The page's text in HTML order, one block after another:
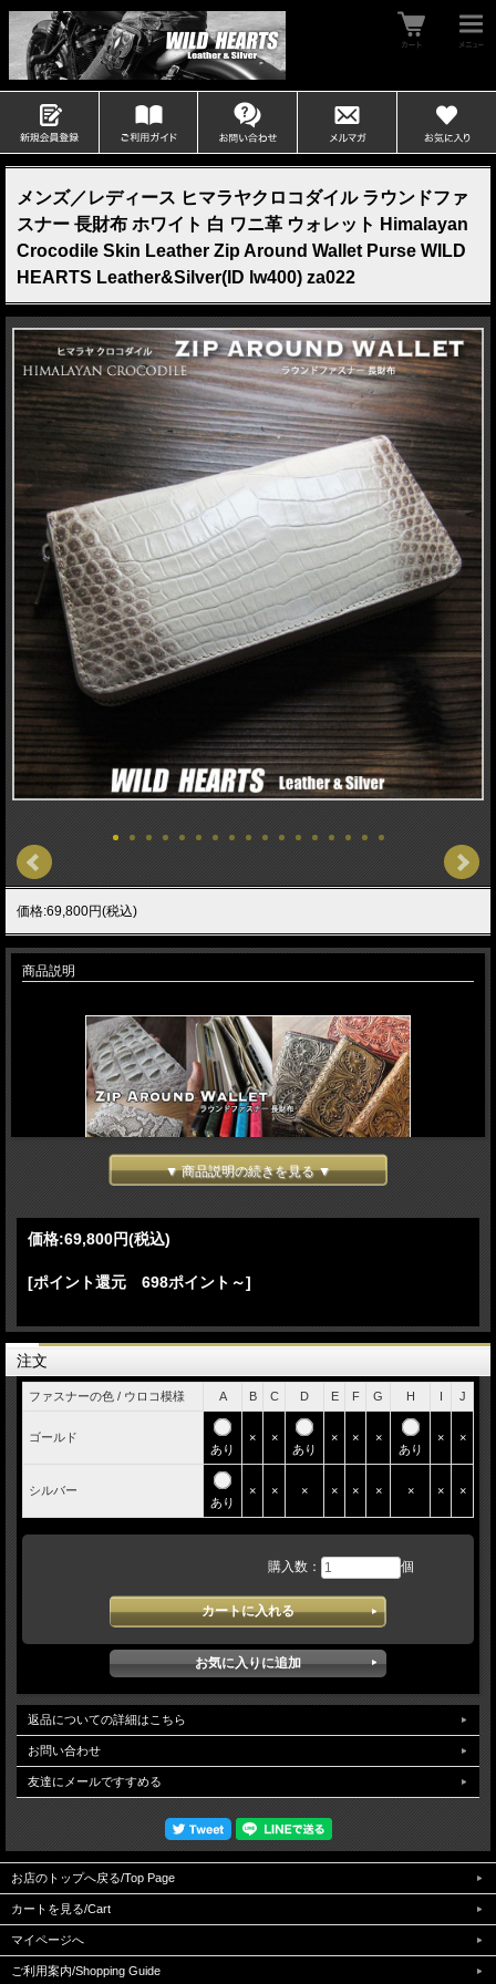
メンズ／レディース ヒマラヤクロコダイル ラウンドファ
スナー 長財布 ホワイト 白 ワニ革 ウォレット Himalayan
Crocodile Skin Leather Zip Around Wallet Purse WILD
HEARTS Leather&Silver(ID lw400) za022
価格:69,800円(税込)
商品説明
↑↑他の長財布を見る！↑↑
▼ 商品説明の続きを見る ▼
価格:69,800円(税込)
[ポイント還元 698ポイント～]
注文
ファスナーの色 / ウロコ模様 A B C D E F G H I J
ゴールド
あり
×
×
あり
× ×
×
あり
× ×
シルバー
あり
× × × × × × × × ×
購入数： 個
返品についての詳細はこちら
お問い合わせ
友達にメールですすめる
お店のトップへ戻る/Top Page
カートを見る/Cart
マイページへ
ご利用案内/Shopping Guide